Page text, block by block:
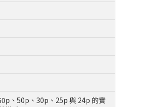
、50p、30p、25p 與 24p 的實